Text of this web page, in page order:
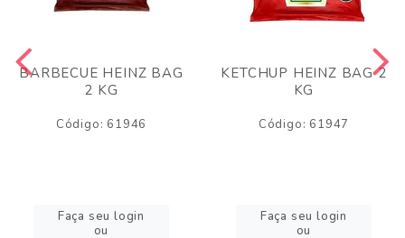
BARBECUE HEINZ BAG
2 KG
Código: 61946
Faça seu login
ou
KETCHUP HEINZ BAG 2
KG
Código: 61947
Faça seu login
ou